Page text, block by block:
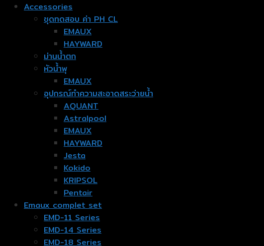
Accessories
ชุดทดสอบ ค่า PH CL
EMAUX
HAYWARD
ม่านน้ำตก
หัวน้ำพุ
EMAUX
อุปกรณ์ทำความสะอาดสระว่ายน้ำ
AQUANT
Astralpool
EMAUX
HAYWARD
Jesta
Kokido
KRIPSOL
Pentair
Emaux complet set
EMD-11 Series
EMD-14 Series
EMD-18 Series